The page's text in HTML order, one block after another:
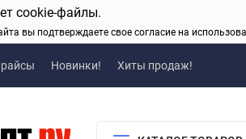
cookie-файлы.
вы подтверждаете свое согласие на
Новинки! Хиты продаж!